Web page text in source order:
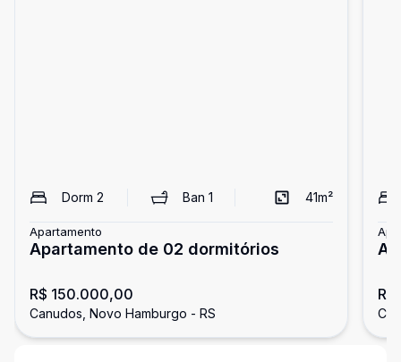
Dorm 2 Ban 1 41m²
Apartamento
Apartamento de 02 dormitórios
R$ 150.000,00
Canudos, Novo Hamburgo - RS